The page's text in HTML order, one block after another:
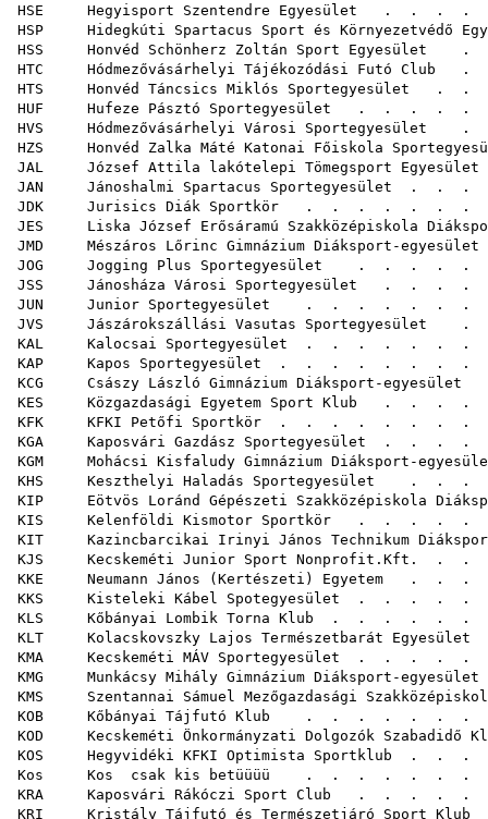
HSE Hegyisport Szentendre Egyesület . . . . .
HSP Hidegkúti Spartacus Sport és Környezetvédő
HSS Honvéd Schönherz Zoltán Sport Egyesület . .
HTC Hódmezővásárhelyi Tájékozódási Futó Club . .
HTS Honvéd Táncsics Miklós Sportegyesület . . .
HUF Hufeze Pásztó Sportegyesület . . . . .
HVS Hódmezővásárhelyi Városi Sportegyesület . . .
HZS Honvéd Zalka Máté Katonai Főiskola
JAL József Attila lakótelepi Tömegsport Egyesület
JAN Jánoshalmi Spartacus Sportegyesület . . . .
JDK Jurisics Diák Sportkör . . . . . . .
JES Liska József Erősáramú Szakközépiskola
JMD Mészáros Lőrinc Gimnázium Diáksport-egyesület
JOG Jogging Plus Sportegyesület . . . . . . . .
JSS Jánosháza Városi Sportegyesület . . . . .
JUN Junior Sportegyesület . . . . . . . .
JVS Jászárokszállási Vasutas Sportegyesület . .
KAL Kalocsai Sportegyesület . . . . . . .
KAP Kapos Sportegyesület . . . . . . . . .
KCG Császy László Gimnázium Diáksport-egyesület
KES Közgazdasági Egyetem Sport Klub . . . . .
KFK KFKI Petőfi Sportkör . . . . . . . . .
KGA Kaposvári Gazdász Sportegyesület . . . .
KGM Mohácsi Kisfaludy Gimnázium Diáksport-
KHS Keszthelyi Haladás Sportegyesület . . . .
KIP Eötvös Loránd Gépészeti Szakközépiskola
KIS Kelenföldi Kismotor Sportkör . . . . . .
KIT Kazincbarcikai Irinyi János Technikum
KJS Kecskeméti Junior Sport Nonprofit.Kft.
. . .
KKE Neumann János (Kertészeti) Egyetem . . . .
KKS Kisteleki Kábel Spotegyesület . . . . .
KLS Kőbányai Lombik Torna Klub . . . . . . .
KLT Kolacskovszky Lajos Természetbarát Egyesület
KMA Kecskeméti MÁV Sportegyesület . . . . . .
KMG Munkácsy Mihály Gimnázium Diáksport-egyesület
KMS Szentannai Sámuel Mezőgazdasági
KOB Kőbányai Tájfutó Klub . . . . . . . .
KOD Kecskeméti Önkormányzati Dolgozók Szabadidő
KOS Hegyvidéki KFKI Optimista Sportklub . . .
Kos Kos csak kis betüüüü . . . . . .
KRA Kaposvári Rákóczi Sport Club . . . . . .
KRI Kristály Tájfutó és Természetjáró Sport Klub